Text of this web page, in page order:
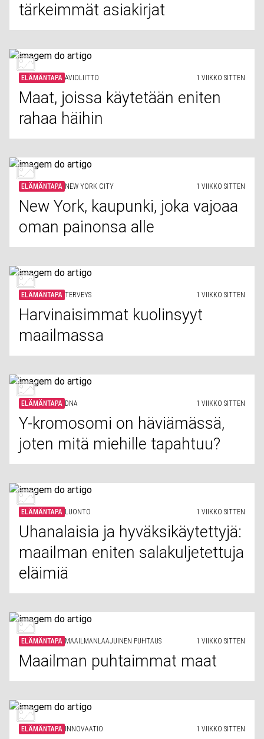
tärkeimmät asiakirjat
ELÄMÄNTAPA AVIOLIITTO 1 VIIKKO SITTEN
Maat, joissa käytetään eniten
rahaa häihin
ELÄMÄNTAPA NEW YORK CITY 1 VIIKKO SITTEN
New York, kaupunki, joka vajoaa
oman painonsa alle
ELÄMÄNTAPA TERVEYS 1 VIIKKO SITTEN
Harvinaisimmat kuolinsyyt
maailmassa
ELÄMÄNTAPA DNA 1 VIIKKO SITTEN
Y-kromosomi on häviämässä,
joten mitä miehille tapahtuu?
ELÄMÄNTAPA LUONTO 1 VIIKKO SITTEN
Uhanalaisia ja hyväksikäytettyjä:
maailman eniten salakuljetettuja
eläimiä
ELÄMÄNTAPA MAAILMANLAAJUINEN PUHTAUS 1 VIIKKO SITTEN
Maailman puhtaimmat maat
ELÄMÄNTAPA INNOVAATIO 1 VIIKKO SITTEN